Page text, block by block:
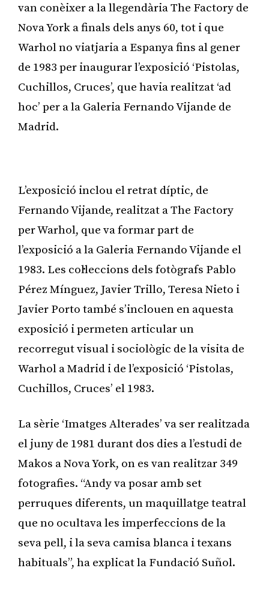
van conèixer a la llegendària The Factory de
Nova York a finals dels anys 60, tot i que
Warhol no viatjaria a Espanya fins al gener
de 1983 per inaugurar l’exposició ‘Pistolas,
Cuchillos, Cruces’, que havia realitzat ‘ad
hoc’ per a la Galeria Fernando Vijande de
Madrid.
L’exposició inclou el retrat díptic, de
Fernando Vijande, realitzat a The Factory
per Warhol, que va formar part de
l’exposició a la Galeria Fernando Vijande el
1983. Les col·leccions dels fotògrafs Pablo
Pérez Mínguez, Javier Trillo, Teresa Nieto i
Javier Porto també s’inclouen en aquesta
exposició i permeten articular un
recorregut visual i sociològic de la visita de
Warhol a Madrid i de l’exposició ‘Pistolas,
Cuchillos, Cruces’ el 1983.
La sèrie ‘Imatges Alterades’ va ser realitzada
el juny de 1981 durant dos dies a l’estudi de
Makos a Nova York, on es van realitzar 349
fotografies. “Andy va posar amb set
perruques diferents, un maquillatge teatral
que no ocultava les imperfeccions de la
seva pell, i la seva camisa blanca i texans
habituals”, ha explicat la Fundació Suñol.